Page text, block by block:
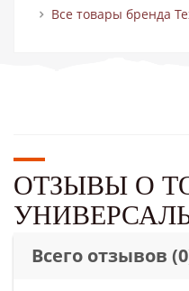
Все товары бренда
ОТЗЫВЫ О
Всего отзывов